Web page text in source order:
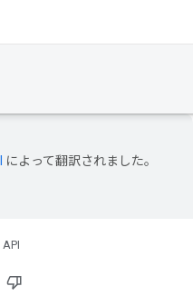
によって翻訳されました。
API